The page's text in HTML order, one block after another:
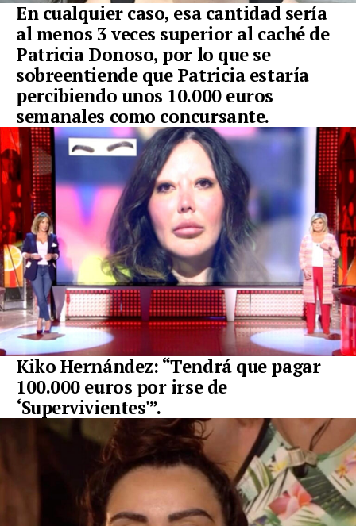
En cualquier caso, esa cantidad sería
al menos 3 veces superior al caché de
Patricia Donoso, por lo que se
sobreentiende que Patricia estaría
percibiendo unos 10.000 euros
semanales como concursante.
Kiko Hernández: “Tendrá que pagar
100.000 euros por irse de
‘Supervivientes'”.